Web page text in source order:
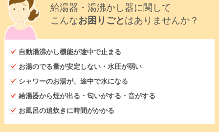
給湯器・湯沸かし器に関して
こんなお困りごとはありませんか？
自動湯沸かし機能が途中で止まる
お湯のでる量が安定しない・水圧が弱い
シャワーのお湯が、途中で水になる
給湯器から煙が出る・匂いがする・音がする
お風呂の追炊きに時間がかかる